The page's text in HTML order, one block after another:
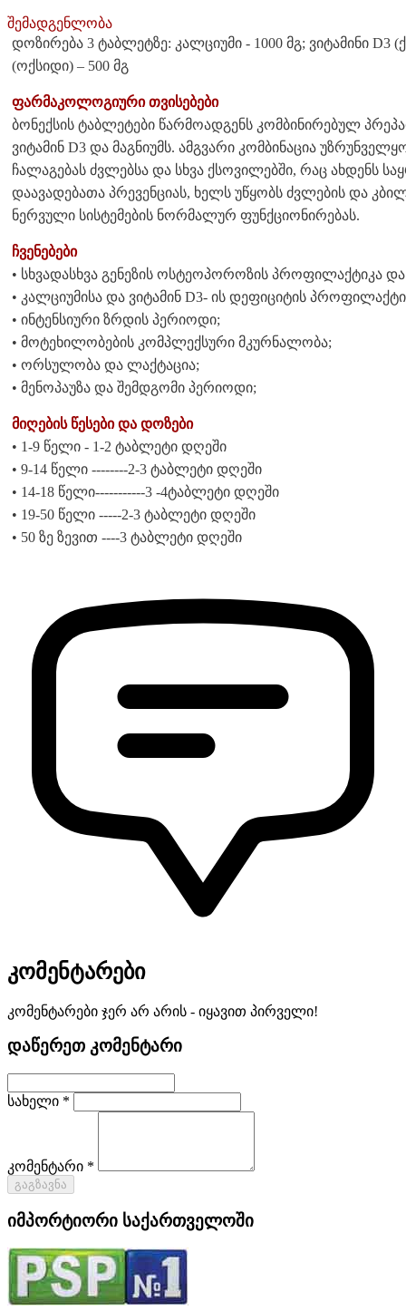
შემადგენლობა
დოზირება 3 ტაბლეტზე: კალციუმი - 1000 მგ; ვიტამინი
(ოქსიდი) – 500 მგ
ფარმაკოლოგიური თვისებები
ბონექსის ტაბლეტები წარმოადგენს კომბინირებულ
ვიტამინ D3 და მაგნიუმს. ამგვარი კომბინაცია
ჩალაგებას ძვლებსა და სხვა ქსოვილებში, რაც ახდენს
დაავადებათა პრევენციას, ხელს უწყობს ძვლების და
ნერვული სისტემების ნორმალურ ფუნქციონირებას.
ჩვენებები
• სხვადასხვა გენეზის ოსტეოპოროზის პროფილაქტიკა
• კალციუმისა და ვიტამინ D3- ის დეფიციტის
• ინტენსიური ზრდის პერიოდი;
• მოტეხილობების კომპლექსური მკურნალობა;
• ორსულობა და ლაქტაცია;
• მენოპაუზა და შემდგომი პერიოდი;
მიღების წესები და დოზები
• 1-9 წელი - 1-2 ტაბლეტი დღეში
• 9-14 წელი --------2-3 ტაბლეტი დღეში
• 14-18 წელი-----------3 -4ტაბლეტი დღეში
• 19-50 წელი -----2-3 ტაბლეტი დღეში
• 50 ზე ზევით ----3 ტაბლეტი დღეში
კომენტარები
კომენტარები ჯერ არ არის - იყავით პირველი!
დაწერეთ კომენტარი
სახელი *
კომენტარი *
გაგზავნა
იმპორტიორი საქართველოში